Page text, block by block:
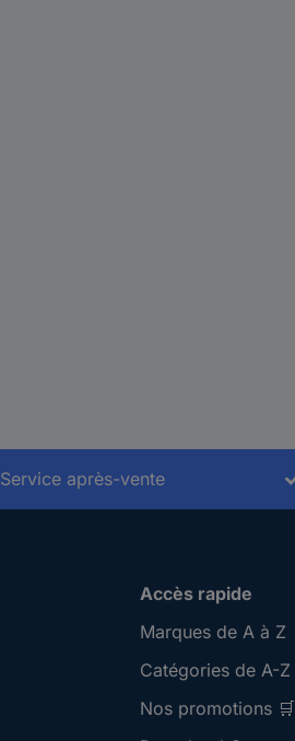
Service après-vente
Accès rapide
Marques de A à Z
Catégories de A-Z
Nos promotions 🛒